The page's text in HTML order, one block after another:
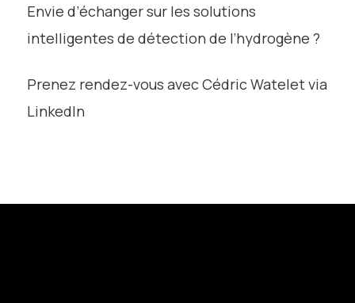
Envie d’échanger sur les solutions
intelligentes de détection de l’hydrogène ?
Prenez rendez-vous avec Cédric Watelet via
LinkedIn